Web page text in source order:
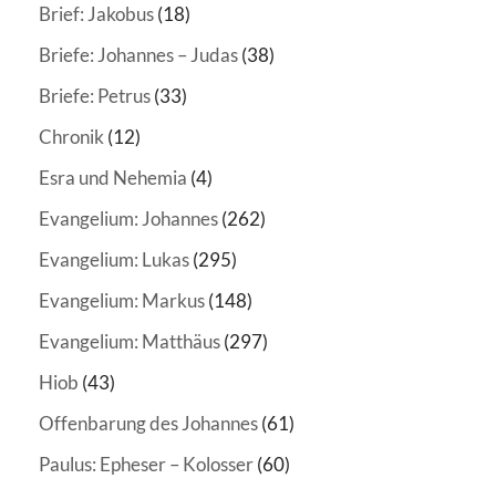
Brief: Jakobus(18)
Briefe: Johannes – Judas(38)
Briefe: Petrus(33)
Chronik (12)
Esra und Nehemia (4)
Evangelium: Johannes(262)
Evangelium: Lukas(295)
Evangelium: Markus(148)
Evangelium: Matthäus(297)
Hiob (43)
Offenbarung des Johannes(61)
Paulus: Epheser – Kolosser(60)